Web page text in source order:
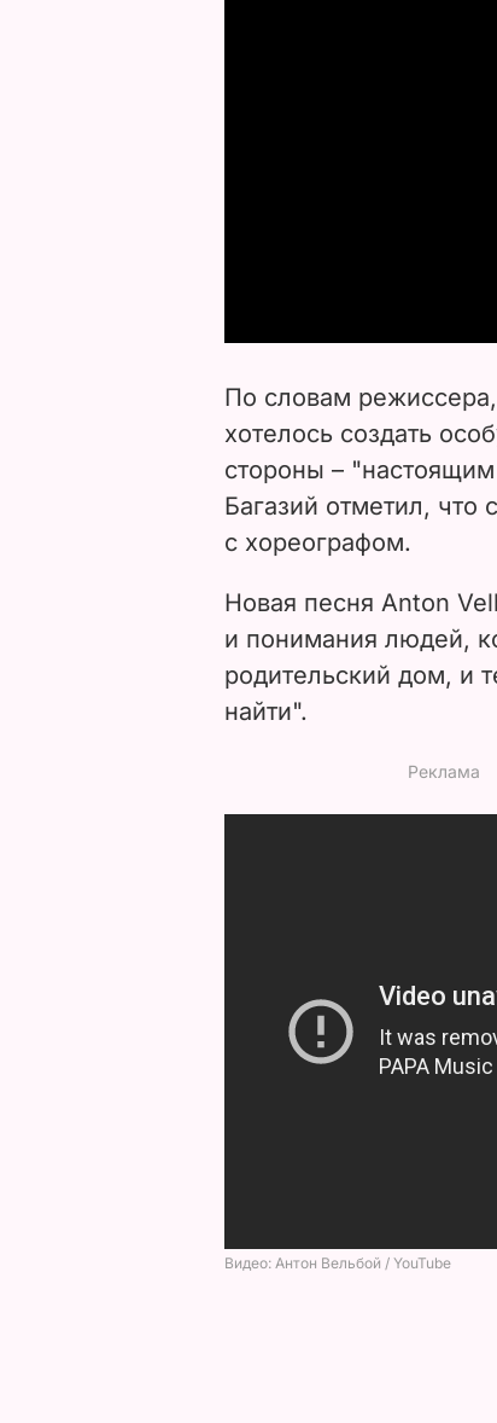
По словам
хотелось создать
стороны –
Багазий отметил, что
с хореографом.
Новая песня Anton
и понимания людей,
родительский дом, и
найти".